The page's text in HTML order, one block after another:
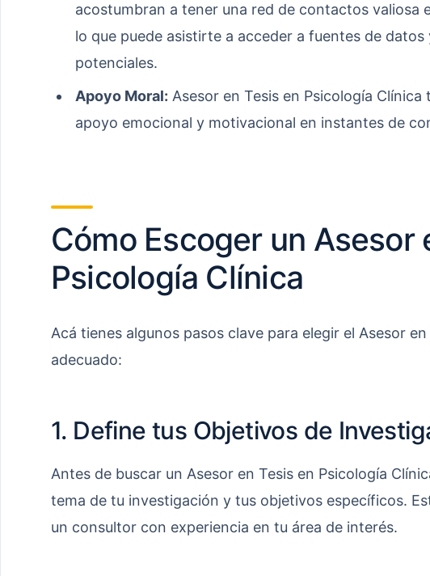
acostumbran a tener una red de contactos valiosa
lo que puede asistirte a acceder a fuentes de
potenciales.
Apoyo Moral: Asesor en Tesis en Psicología
apoyo emocional y motivacional en instantes de
Cómo Escoger un Asesor
Psicología Clínica
Acá tienes algunos pasos clave para elegir el Asesor
adecuado:
1. Define tus Objetivos de
Antes de buscar un Asesor en Tesis en Psicología
tema de tu investigación y tus objetivos específicos.
un consultor con experiencia en tu área de interés.